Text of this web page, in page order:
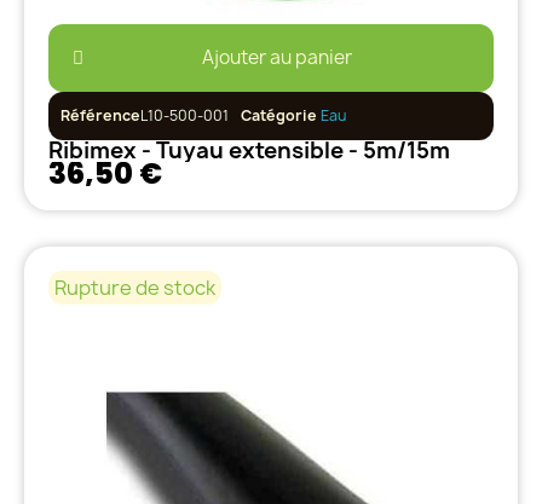
Ajouter au panier
RéférenceL10-500-001 Catégorie Eau
Ribimex - Tuyau extensible - 5m/15m
36,50 €
Rupture de stock